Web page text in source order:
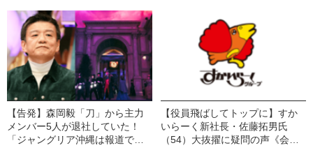
ざいません」
《「刀」森岡毅CEOは「経営者
としての判断と責任を重く受け
止める」》
【告発】森岡毅「刀」から主力
メンバー5人が退社していた！
「ジャングリア沖縄は報道で伝
【役員飛ばしてトップに】すか
いらーく新社長・佐藤拓男氏
（54）大抜擢に疑問の声《会長